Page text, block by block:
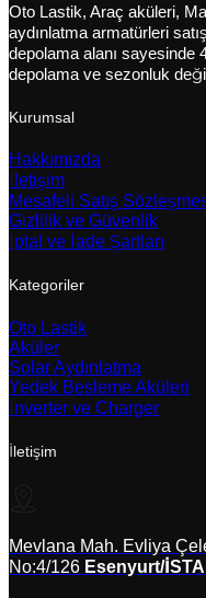
Oto Lastik, Araç aküleri,
aydınlatma armatürleri
depolama alanı sayesinde
depolama ve sezonluk
Kurumsal
Hakkımızda
İletişim
Mesafeli Satış
Gizlilik ve Güvenlik
İptal ve İade Şartları
Kategoriler
Oto Lastik
Aküler
Solar Aydınlatma
Yedek Besleme Aküleri
İnverter ve Charger
İletişim
Mevlana Mah. Evliya
No:4/126 Esenyurt/